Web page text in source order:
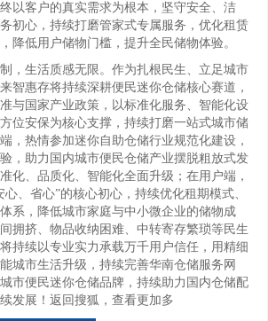
以客户的真实需求为根本，坚守安全、洁
初心，持续打磨管家式专属服务，优化租赁
降低用户储物门槛，提升全民储物体验。
生活质感无限。作为扎根民生、立足城市
智惠存将持续深耕便民迷你仓储核心赛道，
与国家产业政策，以标准化服务、智能化设
位安保为核心支撑，持续打磨一站式城市储
，热情参加迷你自助仓储行业规范化建设，
，助力国内城市便民仓储产业摆脱粗放式发
化、品质化、智能化全面升级；在用户端，
、省心”的核心初心，持续优化租期模式、
系，降低城市家庭与中小微企业的储物成
拥挤、物品收纳困难、中转寄存繁琐等民生
持续以专业实力承载万千用户信任，用精细
城市生活升级，持续完善华南仓储服务网
市便民迷你仓储品牌，持续助力国内仓储配
发展！返回搜狐，查看更加多